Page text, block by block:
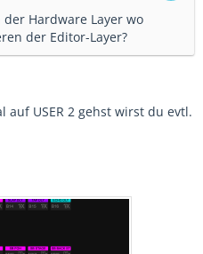
Hardware Layer wo
der Editor-Layer?
USER 2 gehst wirst du evtl.